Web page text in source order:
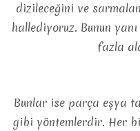
dizileceğini ve
hallediyoruz. Bunun
fazla
Bunlar ise parça eşya
gibi yöntemlerdir. Her